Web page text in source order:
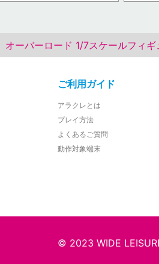
オーバーロード 1/7スケールフィギ
ご利用ガイド
アラクレとは
プレイ方法
よくあるご質問
動作対象端末
© 2023 WIDE